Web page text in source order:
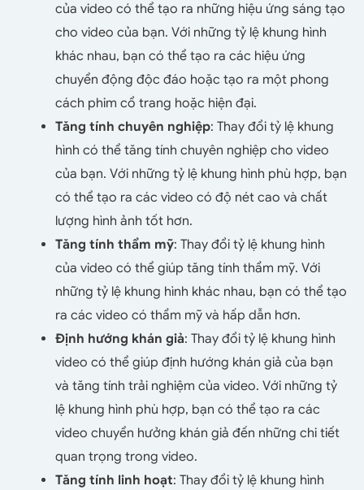
của video có thể tạo ra những hiệu ứng sáng tạo
cho video của bạn. Với những tỷ lệ khung hình
khác nhau, bạn có thể tạo ra các hiệu ứng
chuyển động độc đáo hoặc tạo ra một phong
cách phim cổ trang hoặc hiện đại.
Tăng tính chuyên nghiệp: Thay đổi tỷ lệ khung
hình có thể tăng tính chuyên nghiệp cho video
của bạn. Với những tỷ lệ khung hình phù hợp, bạn
có thể tạo ra các video có độ nét cao và chất
lượng hình ảnh tốt hơn.
Tăng tính thẩm mỹ: Thay đổi tỷ lệ khung hình
của video có thể giúp tăng tính thẩm mỹ. Với
những tỷ lệ khung hình khác nhau, bạn có thể tạo
ra các video có thẩm mỹ và hấp dẫn hơn.
Định hướng khán giả: Thay đổi tỷ lệ khung hình
video có thể giúp định hướng khán giả của bạn
và tăng tính trải nghiệm của video. Với những tỷ
lệ khung hình phù hợp, bạn có thể tạo ra các
video chuyển hưởng khán giả đến những chi tiết
quan trọng trong video.
Tăng tính linh hoạt: Thay đổi tỷ lệ khung hình